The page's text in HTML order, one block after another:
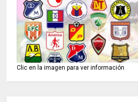
Clic en la imagen para ver información